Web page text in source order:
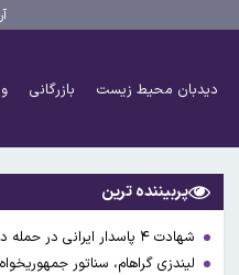
دیدبان محیط زیست بازرگانی
پربیننده ترین
شهادت ۴ پاسدار ایرانی در حمله دیشب آمریکت و عربستان به عراق
لیندزی گراهام، سناتور